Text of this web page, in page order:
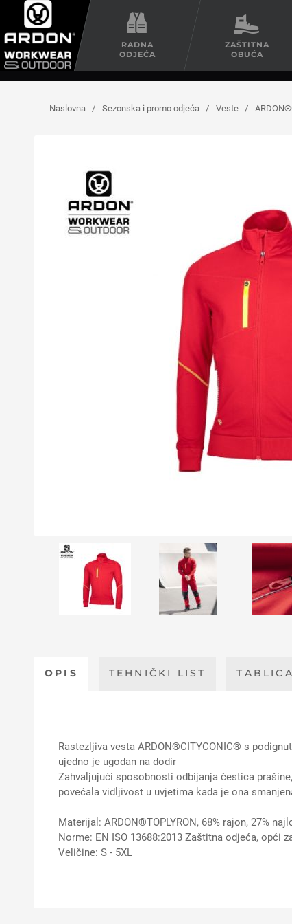
RADNA
ODJEĆA
ZAŠTITNA
OBUĆA
Naslovna / Sezonska i promo odjeća / Veste /
OPIS TEHNIČKI LIST
Rastezljiva vesta ARDON®CITYCONIC® s
ujedno je ugodan na dodir
Zahvaljujući sposobnosti odbijanja čestica
povećala vidljivost u uvjetima kada je ona
Materijal: ARDON®TOPLYRON, 68% rajon, 27%
Norme: EN ISO 13688:2013 Zaštitna odjeća, opći
Veličine: S - 5XL